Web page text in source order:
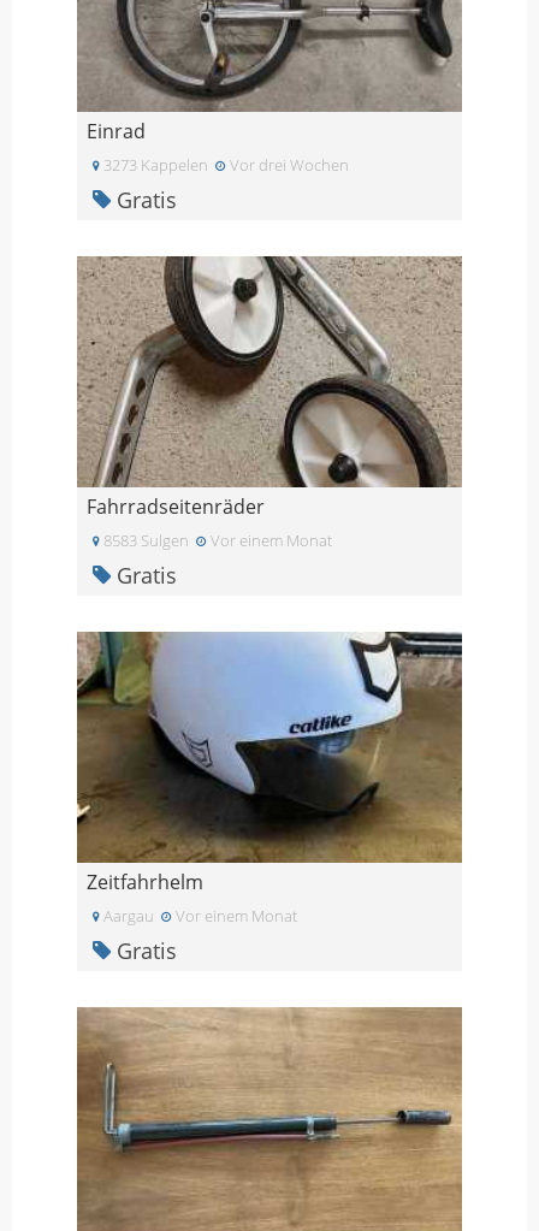
Einrad
3273 Kappelen Vor drei Wochen
Gratis
Fahrradseitenräder
8583 Sulgen Vor einem Monat
Gratis
Zeitfahrhelm
Aargau Vor einem Monat
Gratis